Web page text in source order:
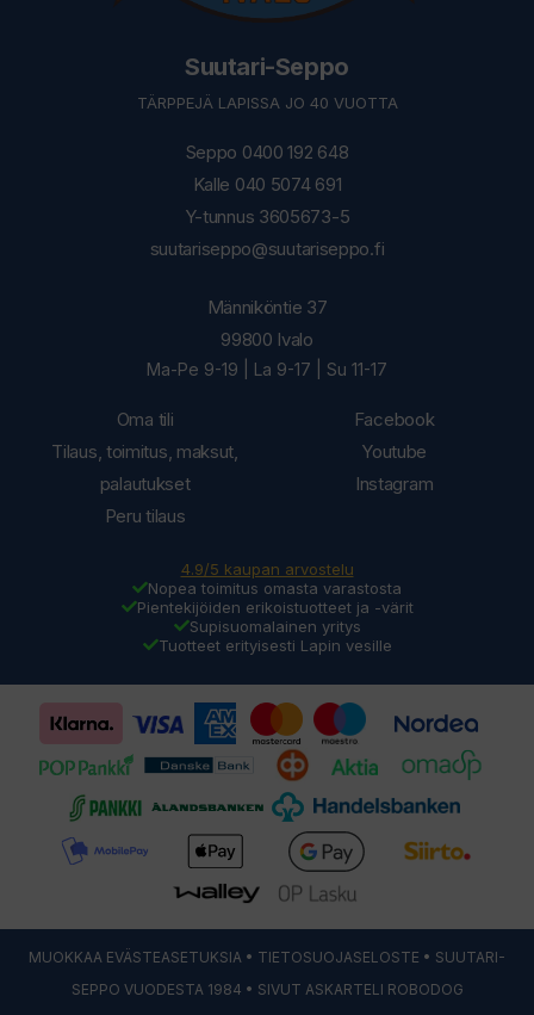
Suutari-Seppo
TÄRPPEJÄ LAPISSA JO 40 VUOTTA
Seppo 0400 192 648
Kalle 040 5074 691
Y-tunnus 3605673-5
suutariseppo@suutariseppo.fi
Oma tili
Tilaus, toimitus, maksut,
palautukset
Peru tilaus
Männiköntie 37
99800 Ivalo
Ma-Pe 9-19 | La 9-17 | Su 11-17
Facebook
Youtube
Instagram
4.9/5 kaupan arvostelu
Nopea toimitus omasta varastosta
Pientekijöiden erikoistuotteet ja -värit
Supisuomalainen yritys
Tuotteet erityisesti Lapin vesille
MUOKKAA EVÄSTEASETUKSIA • TIETOSUOJASELOSTE • SUUTARI-
SEPPO VUODESTA 1984 • SIVUT ASKARTELI ROBODOG